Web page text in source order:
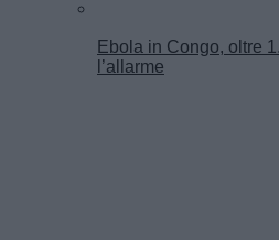
Ebola in Congo, oltre
l’allarme